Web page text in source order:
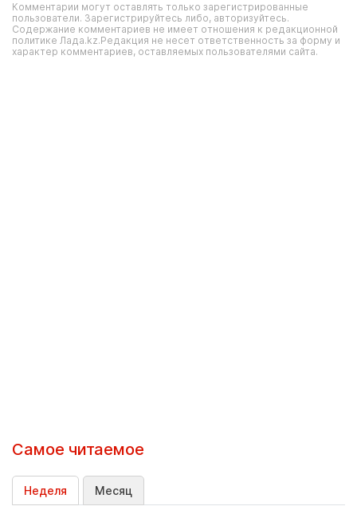
Комментарии могут оставлять только зарегистрированные
пользователи. Зарегистрируйтесь либо, авторизуйтесь.
Содержание комментариев не имеет отношения к редакционной
политике Лада.kz.Редакция не несет ответственность за форму и
характер комментариев, оставляемых пользователями сайта.
Самое читаемое
Неделя Месяц